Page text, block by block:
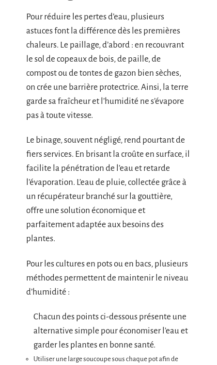
Pour réduire les pertes d’eau, plusieurs
astuces font la différence dès les premières
chaleurs. Le paillage, d’abord : en recouvrant
le sol de copeaux de bois, de paille, de
compost ou de tontes de gazon bien sèches,
on crée une barrière protectrice. Ainsi, la terre
garde sa fraîcheur et l’humidité ne s’évapore
pas à toute vitesse.
Le binage, souvent négligé, rend pourtant de
fiers services. En brisant la croûte en surface, il
facilite la pénétration de l’eau et retarde
l’évaporation. L’eau de pluie, collectée grâce à
un récupérateur branché sur la gouttière,
offre une solution économique et
parfaitement adaptée aux besoins des
plantes.
Pour les cultures en pots ou en bacs, plusieurs
méthodes permettent de maintenir le niveau
d’humidité :
Chacun des points ci-dessous présente une
alternative simple pour économiser l’eau et
garder les plantes en bonne santé.
Utiliser une large soucoupe sous chaque pot afin de